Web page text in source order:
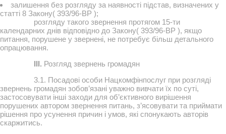
залишення без розгляду за наявності підстав, визначених у
статті 8 Закону( 393/96-ВР );
розгляду такого звернення протягом 15-ти
календарних днів відповідно до Закону( 393/96-ВР ), якщо
питання, порушене у звернені, не потребує більш детального
опрацювання.
III. Розгляд звернень громадян
3.1. Посадові особи Нацкомфінпослуг при розгляді
звернень громадян зобов’язані уважно вивчати їх по суті,
застосовувати інші заходи для об’єктивного вирішення
порушених автором звернення питань, з’ясовувати та приймати
рішення про усунення причин і умов, які спонукають авторів
скаржитись.